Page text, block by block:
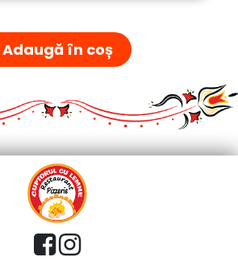
Adaugă în coș